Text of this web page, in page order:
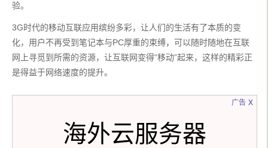
验。
3G时代的移动互联应用缤纷多彩，让人们的生活有了本质的变
化，用户不再受到笔记本与PC厚重的束缚，可以随时随地在互联
网上寻觅到所需的资源，让互联网变得“移动”起来，这样的精彩正
是得益于网络速度的提升。
广告
海外云服务器
x